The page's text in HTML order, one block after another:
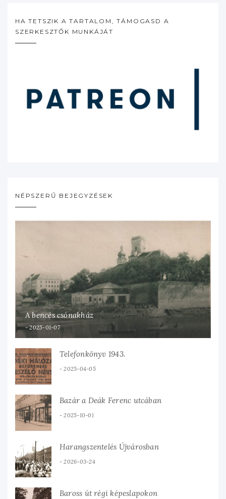
HA TETSZIK A TARTALOM, TÁMOGASD A
SZERKESZTŐK MUNKÁJÁT
NÉPSZERŰ BEJEGYZÉSEK
A bencés csónakház
2025-01-07
Telefonkönyv 1943.
2025-04-05
Bazár a Deák Ferenc utcában
2025-10-01
Harangszentelés Újvárosban
2026-03-24
Baross út régi képeslapokon